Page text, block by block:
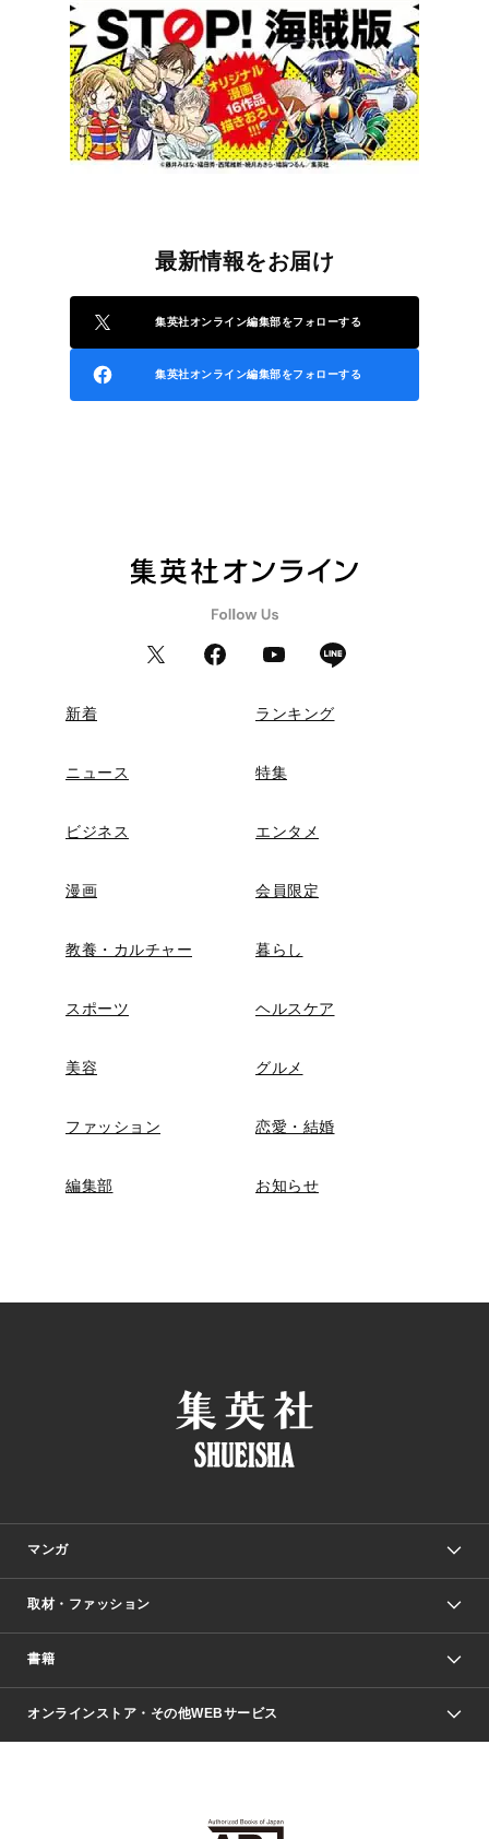
最新情報をお届け
集英社オンライン編集部をフォローする
集英社オンライン編集部をフォローする
新着 ランキング
ニュース 特集
ビジネス エンタメ
漫画 会員限定
教養・カルチャー 暮らし
スポーツ ヘルスケア
美容 グルメ
ファッション 恋愛・結婚
編集部 お知らせ
マンガ
少年マンガ
Vジャンプ
週刊ヤングジャンプ
少女マンガ
取材・ファッション
Seventeen
芸能・情報・スポーツ
書籍
文芸・文庫・総合
ライトノベル・ノベライズ
オンラインストア・その他WEBサービス